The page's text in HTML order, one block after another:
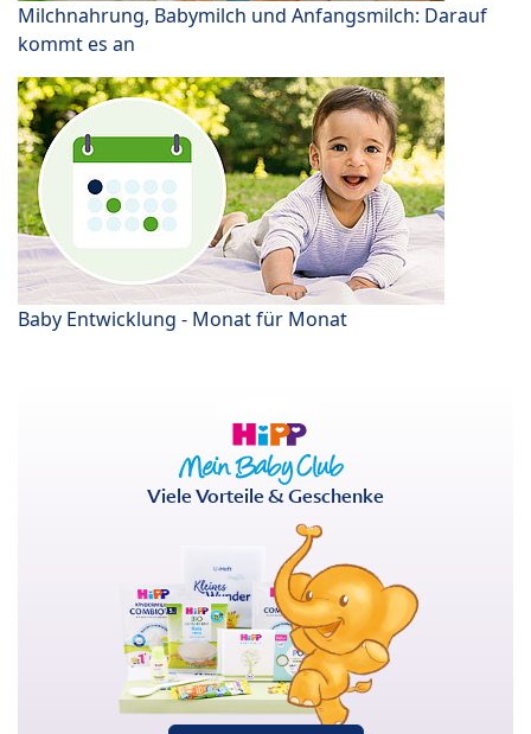
Milchnahrung, Babymilch und Anfangsmilch: Darauf
kommt es an
Baby Entwicklung - Monat für Monat
Viele Vorteile & Geschenke